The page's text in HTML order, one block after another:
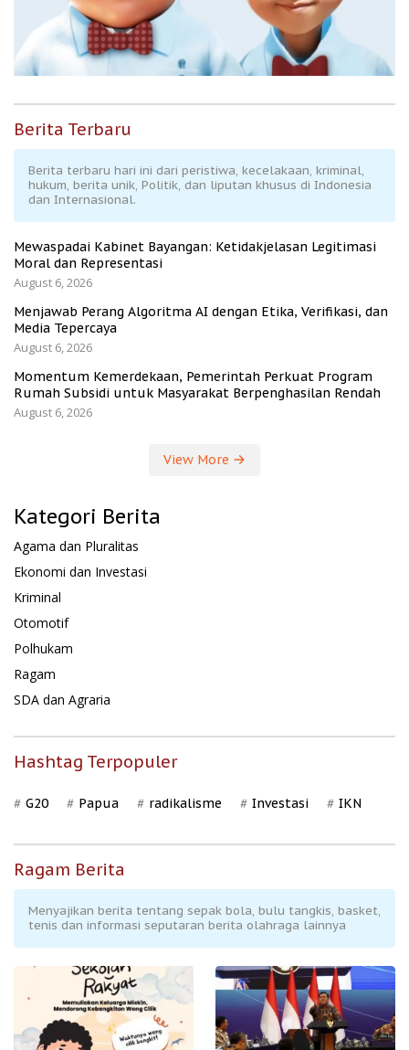
Berita Terbaru
Berita terbaru hari ini dari peristiwa, kecelakaan, kriminal,
hukum, berita unik, Politik, dan liputan khusus di Indonesia
dan Internasional.
Mewaspadai Kabinet Bayangan: Ketidakjelasan Legitimasi
Moral dan Representasi
August 6, 2026
Menjawab Perang Algoritma AI dengan Etika, Verifikasi, dan
Media Tepercaya
August 6, 2026
Momentum Kemerdekaan, Pemerintah Perkuat Program
Rumah Subsidi untuk Masyarakat Berpenghasilan Rendah
August 6, 2026
View More
Kategori Berita
Agama dan Pluralitas
Ekonomi dan Investasi
Kriminal
Otomotif
Polhukam
Ragam
SDA dan Agraria
Hashtag Terpopuler
G20 Papua radikalisme Investasi IKN
Ragam Berita
Menyajikan berita tentang sepak bola, bulu tangkis, basket,
tenis dan informasi seputaran berita olahraga lainnya